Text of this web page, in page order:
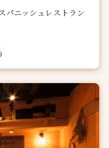
パニッシュレストラン